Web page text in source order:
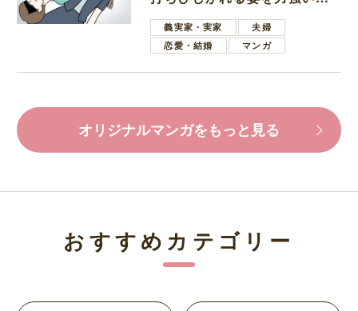
葉で励ます夫
義実家・実家
夫婦
恋愛・結婚
マンガ
オリジナルマンガをもっと見る
おすすめカテゴリー